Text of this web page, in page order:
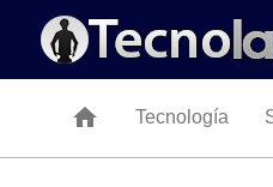
home Tecnología